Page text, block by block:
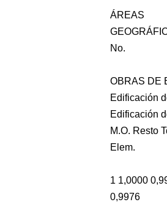
ÁREAS
No.
OBRAS DE
Edificación
Edificación
M.O. Resto
Elem.
1 1,0000
0,9976